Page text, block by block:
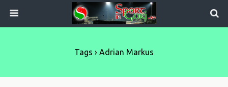
Tags › Adrian Markus